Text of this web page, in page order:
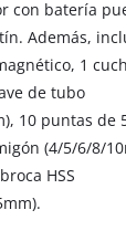
con batería
Además,
1
de tubo
10 puntas de
(4/5/6/8/
HSS